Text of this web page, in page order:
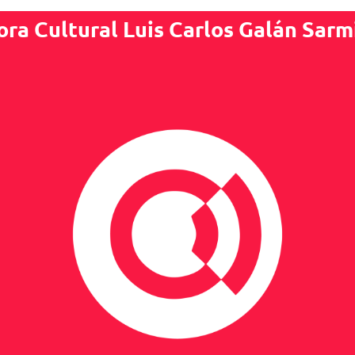
Cultural Luis Carlos Galán